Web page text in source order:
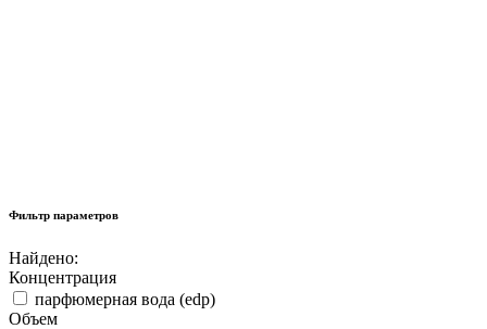
Фильтр параметров
Найдено:
Концентрация
парфюмерная вода (edp)
Объем